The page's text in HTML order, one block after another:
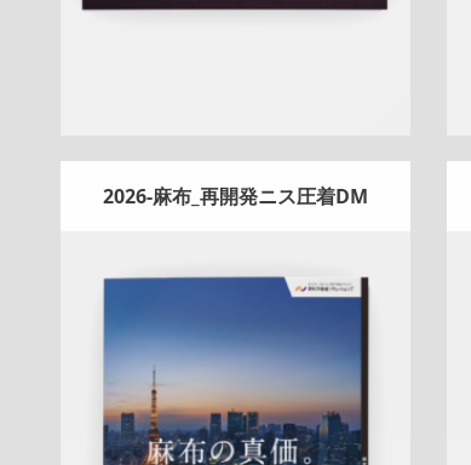
2026-麻布_再開発ニス圧着DM
Update:2026.02.18
折りパンフレット 土地エリア広告売
却訴求査定クールプレミアム 麻布営